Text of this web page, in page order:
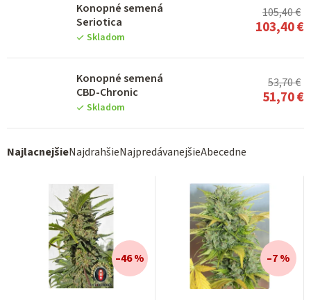
Konopné semená
Seriotica
Skladom
105,40 €
103,40 €
Konopné semená
CBD-Chronic
Skladom
53,70 €
51,70 €
R
NajlacnejšieNajdrahšieNajpredávanejšieAbecedne
–46 % –7 %